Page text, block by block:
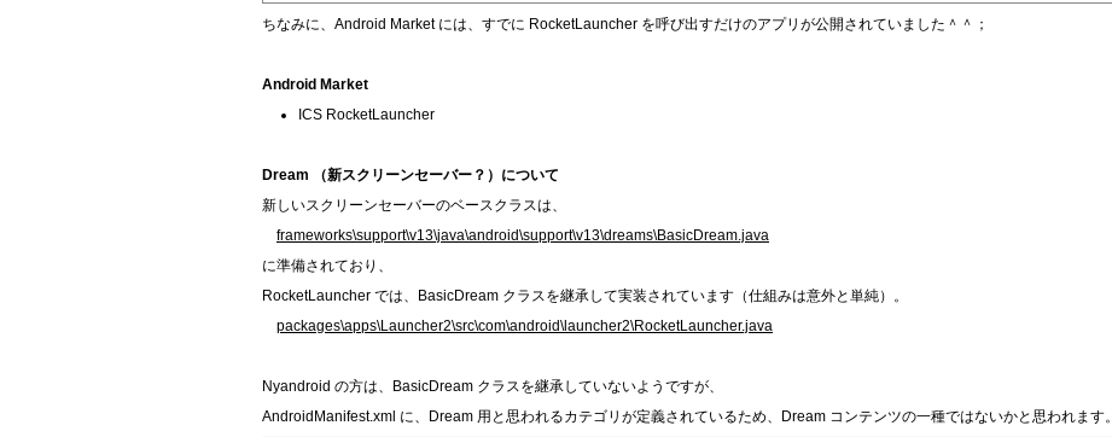
ちなみに、Android Market には、すでに RocketLauncher を呼び出すだけのアプリが公開されていました＾＾；
Android Market
ICS RocketLauncher
Dream （新スクリーンセーバー？）について
新しいスクリーンセーバーのベースクラスは、
frameworks\support\v13\java\android\support\v13\dreams\BasicDream.java
に準備されており、
RocketLauncher では、BasicDream クラスを継承して実装されています（仕組みは意外と単純）。
packages\apps\Launcher2\src\com\android\launcher2\RocketLauncher.java
Nyandroid の方は、BasicDream クラスを継承していないようですが、
AndroidManifest.xml に、Dream 用と思われるカテゴリが定義されているため、Dream コンテンツの一種ではないかと思われます。